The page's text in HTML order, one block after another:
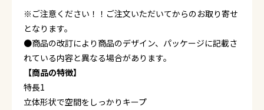
※ご注意ください！！ご注文いただいてからのお取り寄せ
となります。
●商品の改訂により商品のデザイン、パッケージに記載さ
れている内容と異なる場合があります。
【商品の特徴】
特長1
立体形状で空間をしっかりキープ